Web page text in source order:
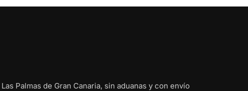
Palmas de Gran Canaria, sin aduanas y con envío